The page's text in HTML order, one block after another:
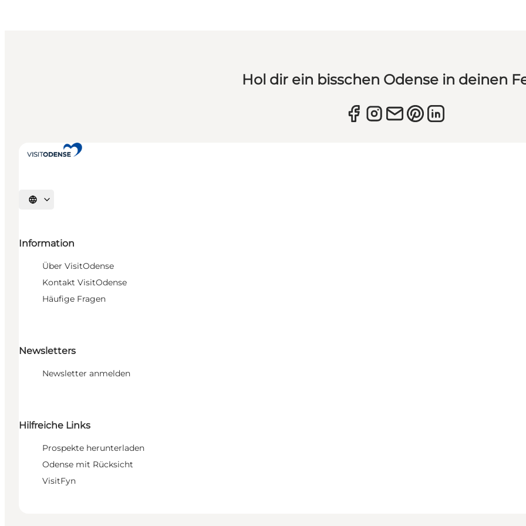
Hol dir ein bisschen Odense in deinen
Sprache auswählen
Information
Über VisitOdense
Kontakt VisitOdense
Häufige Fragen
Newsletters
Newsletter anmelden
Hilfreiche Links
Prospekte herunterladen
Odense mit Rücksicht
VisitFyn